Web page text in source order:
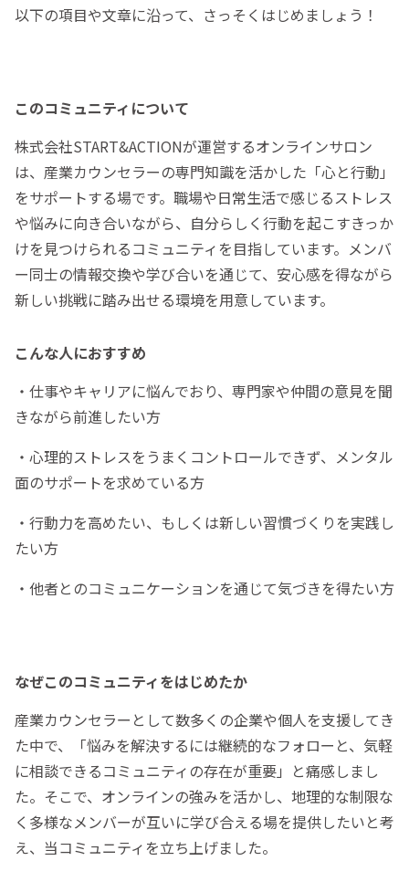
以下の項目や文章に沿って、さっそくはじめましょう！
このコミュニティについて
株式会社START&ACTIONが運営するオンラインサロン
は、産業カウンセラーの専門知識を活かした「心と行動」
をサポートする場です。職場や日常生活で感じるストレス
や悩みに向き合いながら、自分らしく行動を起こすきっか
けを見つけられるコミュニティを目指しています。メンバ
ー同士の情報交換や学び合いを通じて、安心感を得ながら
新しい挑戦に踏み出せる環境を用意しています。
こんな人におすすめ
・仕事やキャリアに悩んでおり、専門家や仲間の意見を聞
きながら前進したい方
・心理的ストレスをうまくコントロールできず、メンタル
面のサポートを求めている方
・行動力を高めたい、もしくは新しい習慣づくりを実践し
たい方
・他者とのコミュニケーションを通じて気づきを得たい方
なぜこのコミュニティをはじめたか
産業カウンセラーとして数多くの企業や個人を支援してき
た中で、「悩みを解決するには継続的なフォローと、気軽
に相談できるコミュニティの存在が重要」と痛感しまし
た。そこで、オンラインの強みを活かし、地理的な制限な
く多様なメンバーが互いに学び合える場を提供したいと考
え、当コミュニティを立ち上げました。